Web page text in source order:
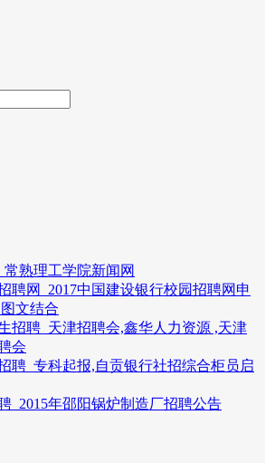
常熟理工学院新闻网
聘网_2017中国建设银行校园招聘网申
文结合
招聘_天津招聘会,鑫华人力资源 ,天津
会
聘_专科起报,自贡银行社招综合柜员启
_2015年邵阳锅炉制造厂招聘公告